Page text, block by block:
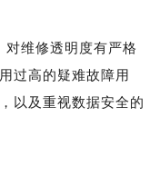
维修透明度有严格
过高的疑难故障用
以及重视数据安全的